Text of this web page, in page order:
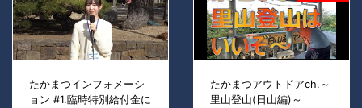
たかまつインフォメーシ
ョン #1.臨時特別給付金に
たかまつアウトドアch.～
里山登山(日山編)～